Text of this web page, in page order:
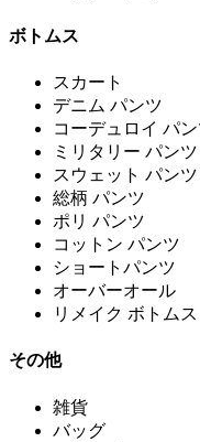
ボトムス
スカート
デニム パンツ
コーデュロイ パ
ミリタリー パンツ
スウェット パンツ
総柄 パンツ
ポリ パンツ
コットン パンツ
ショートパンツ
オーバーオール
リメイク ボトムス
その他
雑貨
バッグ